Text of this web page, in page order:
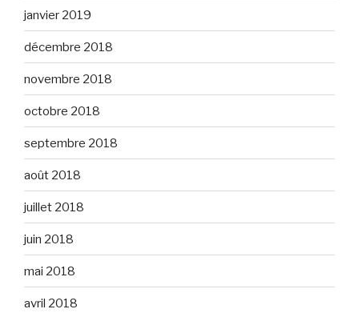
janvier 2019
décembre 2018
novembre 2018
octobre 2018
septembre 2018
août 2018
juillet 2018
juin 2018
mai 2018
avril 2018